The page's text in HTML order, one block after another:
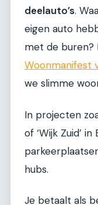
deelauto’s.
eigen auto
met de buren?
Woonmanifest
we slimme
In projecten
of ‘Wijk Zuid’
hubs.
Je betaalt als